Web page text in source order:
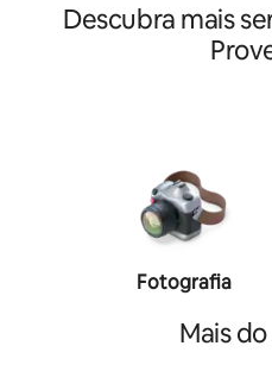
Descubra mais
Fotografia
Mais